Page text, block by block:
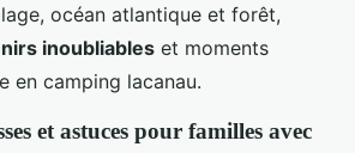
océan atlantique et forêt,
inoubliables et moments
en camping lacanau.
et astuces pour familles avec